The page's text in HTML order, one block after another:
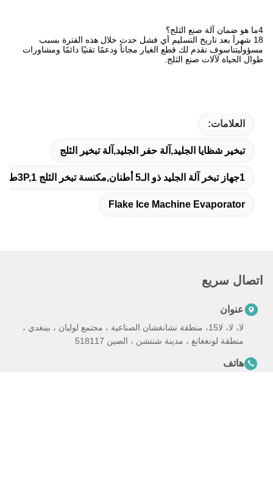
4ما هو ضمان آلة صنع الثلج؟
18 شهراً بعد تاريخ التسليم أي فشل حدث خلال هذه الفترة بسبب
مسؤوليتناسوف نقدم لك قطع الغيار مجاناً ودعمًا تقنيًا دائمًا ومشاورات
طوال الحياة لآلات صنع الثلج.
العلامات:
تبخير شظايا الجليد,آلة حفر الجليد,آلة تبخير الثلج
1جهاز تبخر آلة الجليد ذو الـ5 أطنان,مكنسة تبخر الثلج 3P,1طبل التبخير بقيمة 5 طن
Flake Ice Machine Evaporator
اتصال سريع
عنوان
لا، لا، لا15، منطقة تشانغشان الصناعية ، مجتمع لوليان ، بينغدي ،
منطقة لونغغانغ ، مدينة شنتشن ، الصين 518117
هاتف